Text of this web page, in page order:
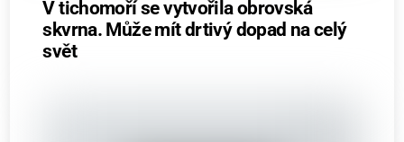
V tichomoří se vytvořila obrovská
skvrna. Může mít drtivý dopad na celý
svět